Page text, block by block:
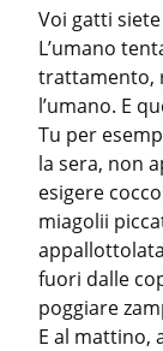
Voi gatti
L’umano
trattamento,
l’umano. E
Tu per
la sera, non
esigere
miagolii
fuori dalle
poggiare
E al mattino,